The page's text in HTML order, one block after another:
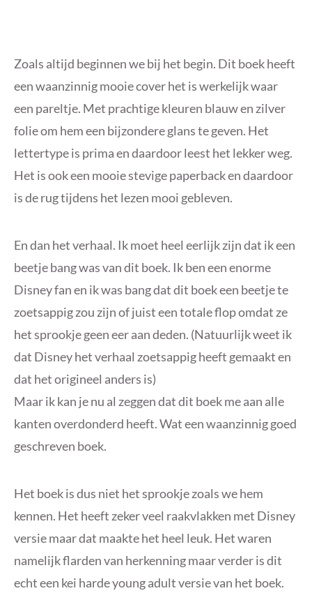
Zoals altijd beginnen we bij het begin. Dit boek heeft
een waanzinnig mooie cover het is werkelijk waar
een pareltje. Met prachtige kleuren blauw en zilver
folie om hem een bijzondere glans te geven. Het
lettertype is prima en daardoor leest het lekker weg.
Het is ook een mooie stevige paperback en daardoor
is de rug tijdens het lezen mooi gebleven.
En dan het verhaal. Ik moet heel eerlijk zijn dat ik een
beetje bang was van dit boek. Ik ben een enorme
Disney fan en ik was bang dat dit boek een beetje te
zoetsappig zou zijn of juist een totale flop omdat ze
het sprookje geen eer aan deden. (Natuurlijk weet ik
dat Disney het verhaal zoetsappig heeft gemaakt en
dat het origineel anders is)
Maar ik kan je nu al zeggen dat dit boek me aan alle
kanten overdonderd heeft. Wat een waanzinnig goed
geschreven boek.
Het boek is dus niet het sprookje zoals we hem
kennen. Het heeft zeker veel raakvlakken met Disney
versie maar dat maakte het heel leuk. Het waren
namelijk flarden van herkenning maar verder is dit
echt een kei harde young adult versie van het boek.